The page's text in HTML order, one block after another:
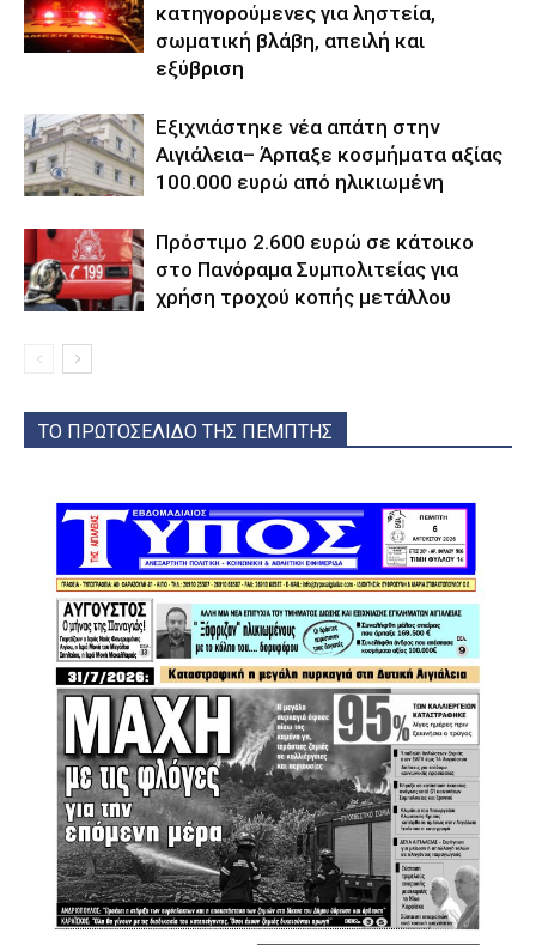
κατηγορούμενες για ληστεία,
σωματική βλάβη, απειλή και
εξύβριση
Εξιχνιάστηκε νέα απάτη στην
Αιγιάλεια– Άρπαξε κοσμήματα αξίας
100.000 ευρώ από ηλικιωμένη
Πρόστιμο 2.600 ευρώ σε κάτοικο
στο Πανόραμα Συμπολιτείας για
χρήση τροχού κοπής μετάλλου
ΤΟ ΠΡΩΤΟΣΕΛΙΔΟ ΤΗΣ ΠΕΜΠΤΗΣ